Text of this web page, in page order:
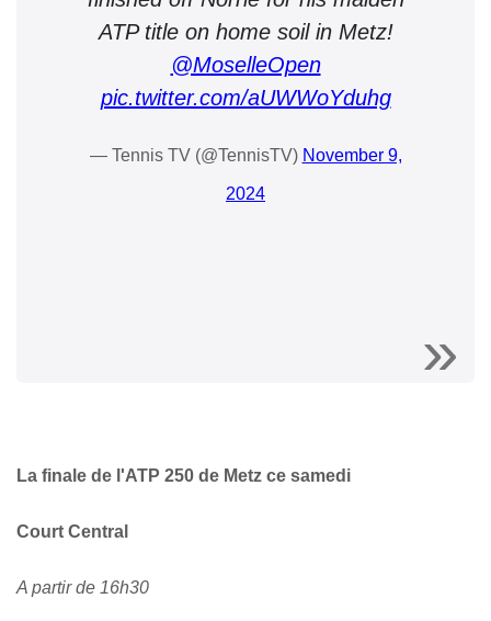
ATP title on home soil in Metz!
@MoselleOpen
pic.twitter.com/aUWWoYduhg
— Tennis TV (@TennisTV) November 9,
2024
La finale de l'ATP 250 de Metz ce samedi
Court Central
A partir de 16h30